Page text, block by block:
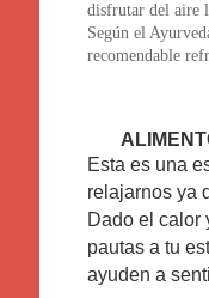
disfrutar del aire
Según el
recomendable
Esta es una
relajarnos ya
Dado el calor
pautas a tu
ayuden a